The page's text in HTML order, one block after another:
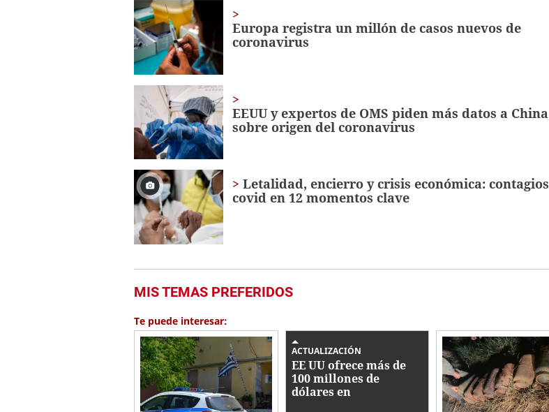
1
minute,
21
secondsVolume
0%
Europa registra un millón de casos nuevos de
coronavirus
EEUU y expertos de OMS piden más datos a China
sobre origen del coronavirus
Letalidad, encierro y crisis económica: contagios
covid en 12 momentos clave
MIS TEMAS PREFERIDOS
Te puede interesar:
ACTUALIZACIÓN
EE UU ofrece más de
100 millones de
dólares en